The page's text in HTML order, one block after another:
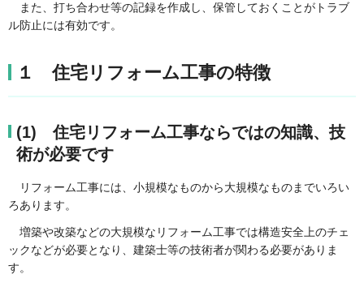
また、打ち合わせ等の記録を作成し、保管しておくことがトラブ
ル防止には有効です。
１ 住宅リフォーム工事の特徴
(1) 住宅リフォーム工事ならではの知識、技
術が必要です
リフォーム工事には、小規模なものから大規模なものまでいろい
ろあります。
増築や改築などの大規模なリフォーム工事では構造安全上のチェ
ックなどが必要となり、建築士等の技術者が関わる必要がありま
す。